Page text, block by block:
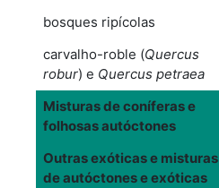
bosques ripícolas
carvalho-roble (Quercus
robur) e Quercus petraea
Misturas de coníferas e
folhosas autóctones
Outras exóticas e misturas
de autóctones e exóticas